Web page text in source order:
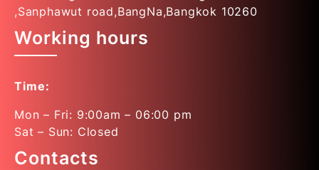
,Sanphawut road,BangNa,Bangkok 10260
Working hours
Time:
Mon – Fri: 9:00am – 06:00 pm
Sat – Sun: Closed
Contacts